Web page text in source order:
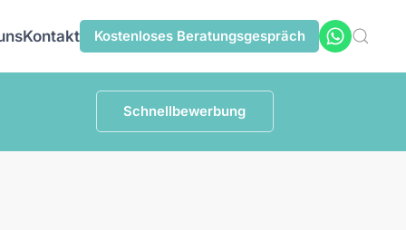
Kontakt KostenlosesBeratungsgespräch
Schnellbewerbung